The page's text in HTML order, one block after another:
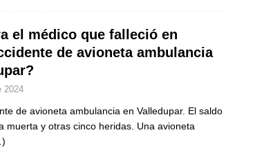
el médico que falleció en
de avioneta ambulancia
2024
de avioneta ambulancia en Valledupar. El saldo
muerta y otras cinco heridas. Una avioneta